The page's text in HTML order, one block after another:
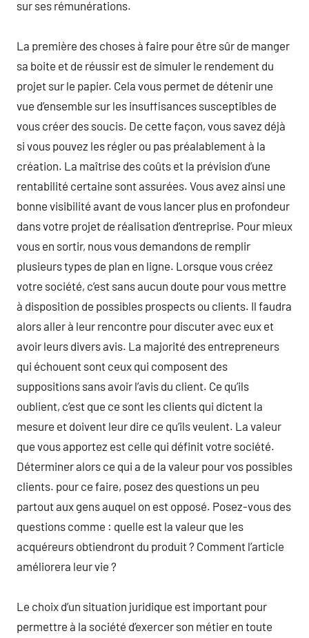
sur ses rémunérations.
La première des choses à faire pour être sûr de manger
sa boite et de réussir est de simuler le rendement du
projet sur le papier. Cela vous permet de détenir une
vue d’ensemble sur les insuffisances susceptibles de
vous créer des soucis. De cette façon, vous savez déjà
si vous pouvez les régler ou pas préalablement à la
création. La maîtrise des coûts et la prévision d’une
rentabilité certaine sont assurées. Vous avez ainsi une
bonne visibilité avant de vous lancer plus en profondeur
dans votre projet de réalisation d’entreprise. Pour mieux
vous en sortir, nous vous demandons de remplir
plusieurs types de plan en ligne. Lorsque vous créez
votre société, c’est sans aucun doute pour vous mettre
à disposition de possibles prospects ou clients. Il faudra
alors aller à leur rencontre pour discuter avec eux et
avoir leurs divers avis. La majorité des entrepreneurs
qui échouent sont ceux qui composent des
suppositions sans avoir l’avis du client. Ce qu’ils
oublient, c’est que ce sont les clients qui dictent la
mesure et doivent leur dire ce qu’ils veulent. La valeur
que vous apportez est celle qui définit votre société.
Déterminer alors ce qui a de la valeur pour vos possibles
clients. pour ce faire, posez des questions un peu
partout aux gens auquel on est opposé. Posez-vous des
questions comme : quelle est la valeur que les
acquéreurs obtiendront du produit ? Comment l’article
améliorera leur vie ?
Le choix d’un situation juridique est important pour
permettre à la société d’exercer son métier en toute